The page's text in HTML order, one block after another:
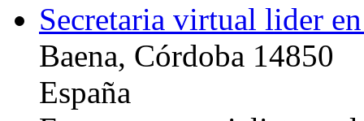
Secretaria virtual lider
Baena, Córdoba 14850
España